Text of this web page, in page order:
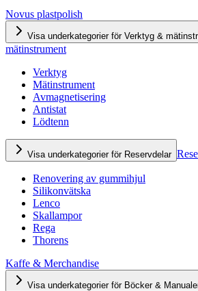
Novus plastpolish
Visa underkategorier för Verktyg &
mätinstrument
Verktyg
Mätinstrument
Avmagnetisering
Antistat
Lödtenn
Visa underkategorier för Reservdelar
Renovering av gummihjul
Silikonvätska
Lenco
Skallampor
Rega
Thorens
Kaffe & Merchandise
Visa underkategorier för Böcker &